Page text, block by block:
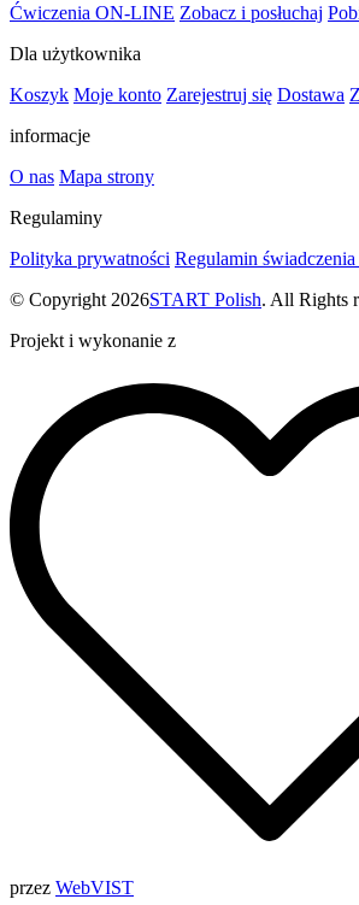
Ćwiczenia ON-LINE Zobacz i posłuchaj
Dla użytkownika
Koszyk Moje konto Zarejestruj się Dostawa
informacje
O nas Mapa strony
Regulaminy
Polityka prywatności Regulamin
© Copyright 2026START Polish. All Rights
Projekt i wykonanie z
przez WebVIST